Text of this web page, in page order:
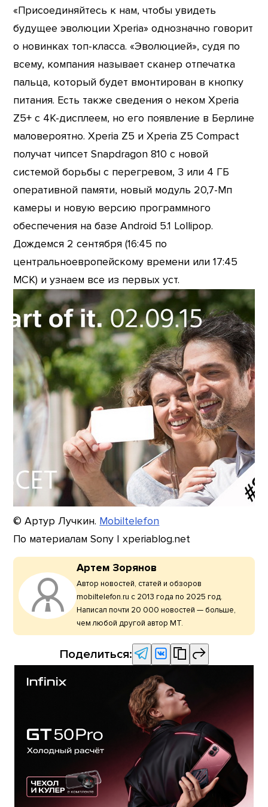
«Присоединяйтесь к нам, чтобы увидеть
будущее эволюции Xperia» однозначно говорит
о новинках топ-класса. «Эволюцией», судя по
всему, компания называет сканер отпечатка
пальца, который будет вмонтирован в кнопку
питания. Есть также сведения о неком Xperia
Z5+ с 4К-дисплеем, но его появление в Берлине
маловероятно. Xperia Z5 и Xperia Z5 Compact
получат чипсет Snapdragon 810 с новой
системой борьбы с перегревом, 3 или 4 ГБ
оперативной памяти, новый модуль 20,7-Мп
камеры и новую версию программного
обеспечения на базе Android 5.1 Lollipop.
Дождемся 2 сентября (16:45 по
центральноевропейскому времени или 17:45
МСК) и узнаем все из первых уст.
© Артур Лучкин. Mobiltelefon
По материалам Sony | xperiablog.net
Артем Зорянов
Автор новостей, статей и обзоров
mobiltelefon.ru с 2013 года по 2025 год.
Написал почти 20 000 новостей — больше,
чем любой другой автор МТ.
Поделиться: